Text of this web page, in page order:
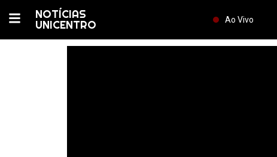
NOTÍCIAS
UNICENTRO Ao Vivo